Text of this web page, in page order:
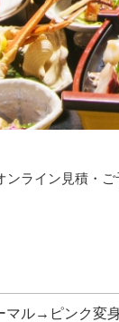
ンライン見積・
マル→ピンク変